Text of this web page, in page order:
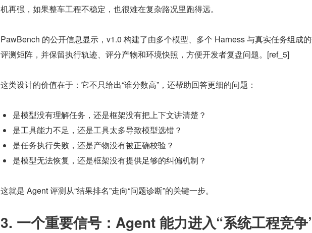
机再强，如果整车工程不稳定，也很难在复杂路况里跑得远。
PawBench 的公开信息显示，v1.0 构建了由多个模型、多个 Harness 与真实任务组成
评测矩阵，并保留执行轨迹、评分产物和环境快照，方便开发者复盘问题。[ref_5]
这类设计的价值在于：它不只给出“谁分数高”，还帮助回答更细的问题：
是模型没有理解任务，还是框架没有把上下文讲清楚？
是工具能力不足，还是工具太多导致模型选错？
是任务执行失败，还是产物没有被正确校验？
是模型无法恢复，还是框架没有提供足够的纠偏机制？
这就是 Agent 评测从“结果排名”走向“问题诊断”的关键一步。
3. 一个重要信号：Agent 能力进入“系统工程竞争